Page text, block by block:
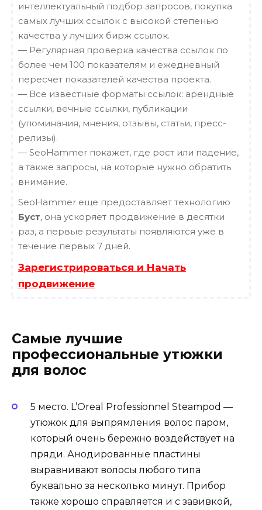
интеллектуальный подбор запросов, покупка
самых лучших ссылок с высокой степенью
качества у лучших бирж ссылок.
— Регулярная проверка качества ссылок по
более чем 100 показателям и ежедневный
пересчет показателей качества проекта.
— Все известные форматы ссылок: арендные
ссылки, вечные ссылки, публикации
(упоминания, мнения, отзывы, статьи, пресс-
релизы).
— SeoHammer покажет, где рост или падение,
а также запросы, на которые нужно обратить
внимание.
SeoHammer еще предоставляет технологию
Буст, она ускоряет продвижение в десятки
раз, а первые результаты появляются уже в
течение первых 7 дней.
Зарегистрироваться и Начать
продвижение
Самые лучшие
профессиональные утюжки
для волос
5 место. L’Oreal Professionnel Steampod —
утюжок для выпрямления волос паром,
который очень бережно воздействует на
пряди. Анодированные пластины
выравнивают волосы любого типа
буквально за несколько минут. Прибор
также хорошо справляется и с завивкой,